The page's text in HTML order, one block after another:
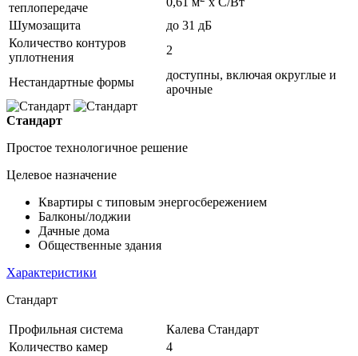
теплопередаче
Шумозащита
до 31 дБ
Количество контуров
уплотнения
2
Нестандартные формы
доступны, включая округлые и
арочные
Стандарт
Простое технологичное решение
Целевое назначение
Квартиры с типовым энергосбережением
Балконы/лоджии
Дачные дома
Общественные здания
Характеристики
Стандарт
Профильная система
Калева Стандарт
Количество камер
4